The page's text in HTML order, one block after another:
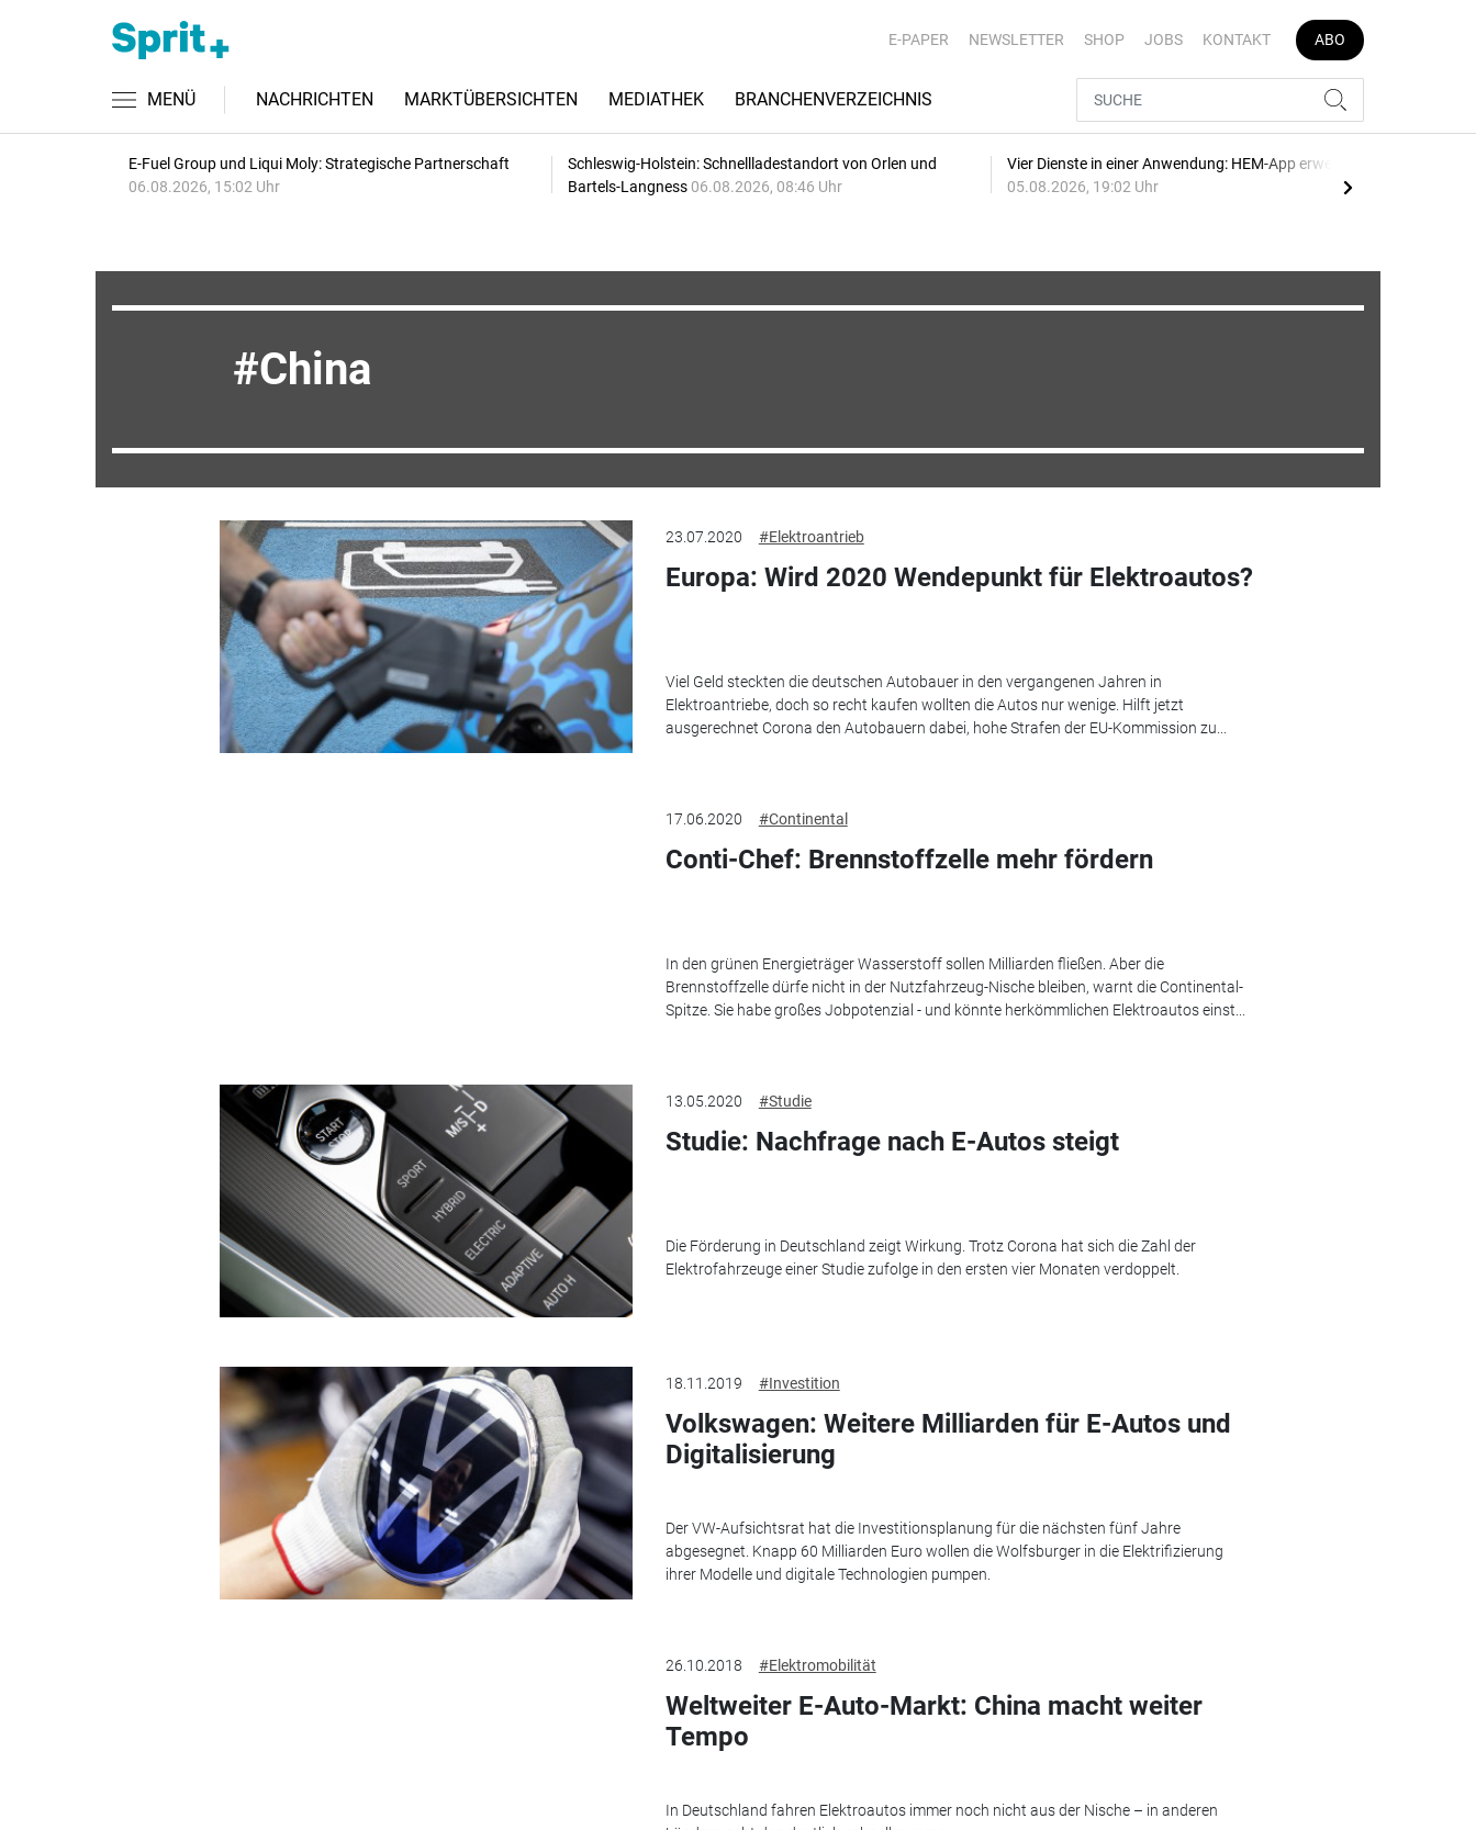
E-PAPER NEWSLETTER SHOP JOBS KONTAKT ABO
MENÜ NACHRICHTEN MARKTÜBERSICHTEN MEDIATHEK BRANCHENVERZEICHNIS
E-Fuel Group und Liqui Moly: Strategische Partnerschaft
06.08.2026, 15:02 Uhr
Schleswig-Holstein: Schnellladestandort von Orlen und
Bartels-Langness 06.08.2026, 08:46 Uhr
Vier Dienste in einer Anwendung: HEM-App erweitert
05.08.2026, 19:02 Uhr
China
23.07.2020 #Elektroantrieb
Europa: Wird 2020 Wendepunkt für Elektroautos?
Viel Geld steckten die deutschen Autobauer in den vergangenen Jahren in
Elektroantriebe, doch so recht kaufen wollten die Autos nur wenige. Hilft jetzt
ausgerechnet Corona den Autobauern dabei, hohe Strafen der EU-Kommission zu...
17.06.2020 #Continental
Conti-Chef: Brennstoffzelle mehr fördern
In den grünen Energieträger Wasserstoff sollen Milliarden fließen. Aber die
Brennstoffzelle dürfe nicht in der Nutzfahrzeug-Nische bleiben, warnt die Continental-
Spitze. Sie habe großes Jobpotenzial - und könnte herkömmlichen Elektroautos einst...
13.05.2020 #Studie
Studie: Nachfrage nach E-Autos steigt
Die Förderung in Deutschland zeigt Wirkung. Trotz Corona hat sich die Zahl der
Elektrofahrzeuge einer Studie zufolge in den ersten vier Monaten verdoppelt.
18.11.2019 #Investition
Volkswagen: Weitere Milliarden für E-Autos und
Digitalisierung
Der VW-Aufsichtsrat hat die Investitionsplanung für die nächsten fünf Jahre
abgesegnet. Knapp 60 Milliarden Euro wollen die Wolfsburger in die Elektrifizierung
ihrer Modelle und digitale Technologien pumpen.
26.10.2018 #Elektromobilität
Weltweiter E-Auto-Markt: China macht weiter
Tempo
In Deutschland fahren Elektroautos immer noch nicht aus der Nische – in anderen